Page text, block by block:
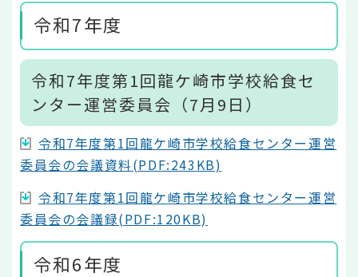
令和7年度
令和7年度第1回龍ケ崎市学校給食セ
ンター運営委員会（7月9日）
令和7年度第1回龍ケ崎市学校給食センター運営
委員会の会議資料(PDF:243KB)
令和7年度第1回龍ケ崎市学校給食センター運営
委員会の会議録(PDF:120KB)
令和6年度